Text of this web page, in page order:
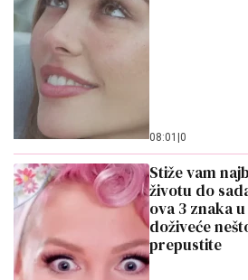
08:01 |0
Stiže vam
životu do
ova 3 znaka
doživeće
prepustite